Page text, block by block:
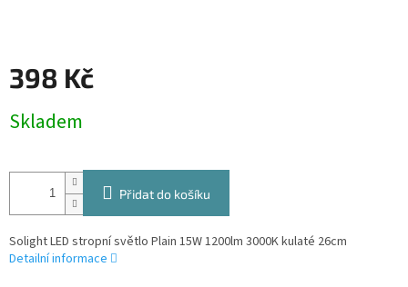
398 Kč
cena:
Skladem
Přidat do košíku
Solight LED stropní světlo Plain 15W 1200lm 3000K kulaté 26cm
Detailní informace